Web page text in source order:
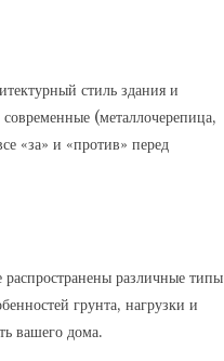
стиль здания и
(металлочерепица,
«за» и «против» перед
различные типы
грунта, нагрузки и
вашего дома.